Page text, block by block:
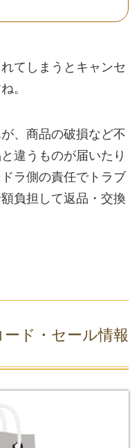
てしまうとキャンセ
。
、商品の破損など不
違うものが届いたり
ラ側の責任でトラブ
負担して返品・交換
ド・セール情報